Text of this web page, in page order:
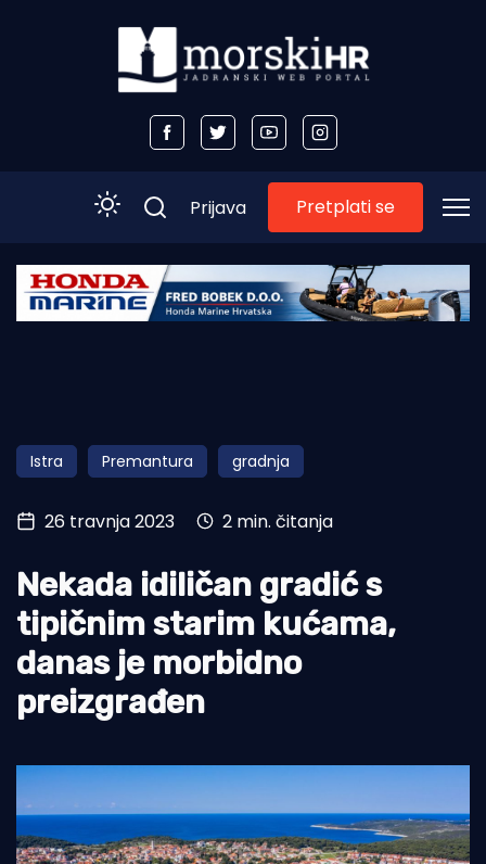
Početna
Obala
Otoci
Turizam i nautika
Pomorstvo
Ribolov
Ekologija
Tradicija i kultura
Prijava Pretplati se
Istra Premantura gradnja
26 travnja 2023 2 min. čitanja
Nekada idiličan gradić s
tipičnim starim kućama,
danas je morbidno
preizgrađen